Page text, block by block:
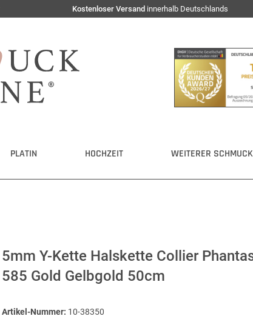
Kostenloser Versand innerhalb Deutschlands
PLATIN HOCHZEIT WEITERER SCHMUCK
5mm Y-Kette Halskette Collier
585 Gold Gelbgold 50cm
Artikel-Nummer: 10-38350